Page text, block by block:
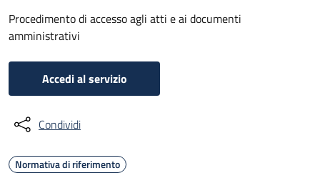
Procedimento di accesso agli atti e ai documenti
amministrativi
Accedi al servizio
Condividi
Normativa di riferimento